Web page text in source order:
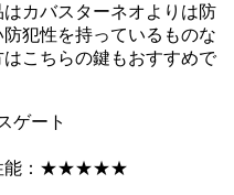
カバスターネオよりは防
犯性を持っているものな
こちらの鍵もおすすめで
ゲート
： ★★★★★